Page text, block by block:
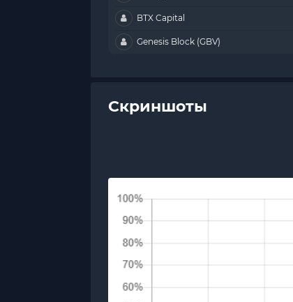
BTX Capital
Genesis Block (GBV)
Скриншоты